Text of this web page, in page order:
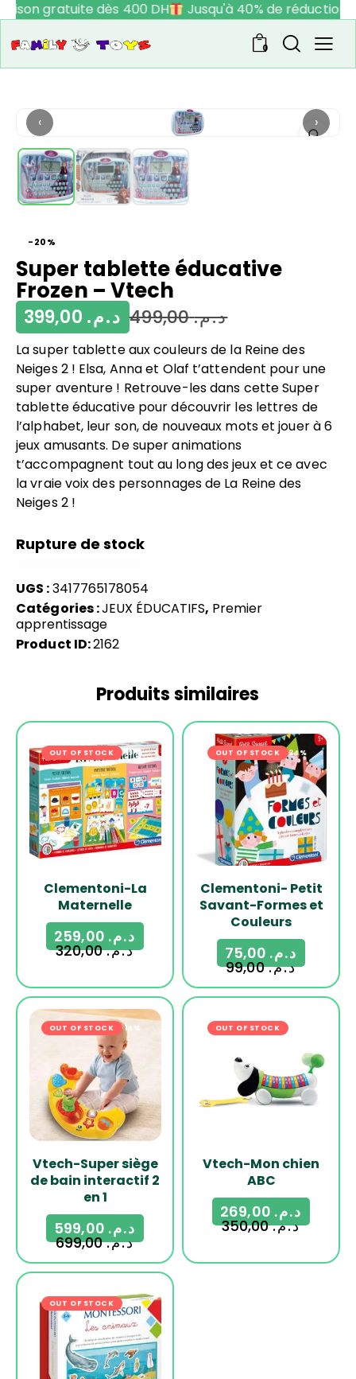
gratuite dès 400 DH Jusqu'à 40% de réduction
0
‹ ›
-20%
Super tablette éducative
Frozen – Vtech
د.م.499,00 د.م.
La super tablette aux couleurs de la Reine des
Neiges 2 ! Elsa, Anna et Olaf t’attendent pour une
super aventure ! Retrouve-les dans cette Super
tablette éducative pour découvrir les lettres de
l’alphabet, leur son, de nouveaux mots et jouer à 6
jeux amusants. De super animations
t’accompagnent tout au long des jeux et ce avec
la vraie voix des personnages de La Reine des
Neiges 2 !
Rupture de stock
UGS :3417765178054
Catégories :JEUX ÉDUCATIFS, Premier
apprentissage
Product ID:2162
Produits similaires
OUT OF STOCK -19%
Clementoni-La
Maternelle
د.م.320,00
د.م.
OUT OF STOCK -24%
Clementoni- Petit
Savant-Formes et
Couleurs
د.م.99,00
د.م.
OUT OF STOCK -14%
Vtech-Super siège
de bain interactif 2
en 1
د.م.699,00
د.م.
OUT OF STOCK -23%
Vtech-Mon chien
ABC
د.م.350,00
د.م.
OUT OF STOCK -18%